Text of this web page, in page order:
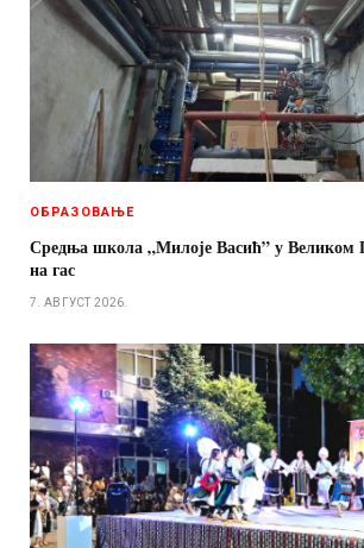
ОБРАЗОВАЊЕ
Средња школа „Милоје Васић” у Великом
на гас
7. АВГУСТ 2026.